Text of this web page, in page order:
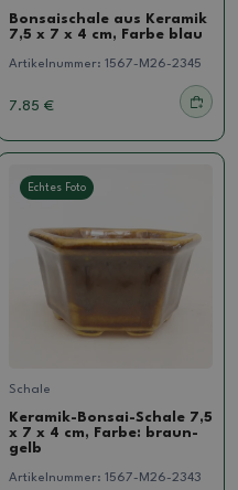
Bonsaischale aus Keramik
7,5 x 7 x 4 cm, Farbe blau
Artikelnummer: 1567-M26-2345
7.85 €
Echtes Foto
Schale
Keramik-Bonsai-Schale 7,5
x 7 x 4 cm, Farbe: braun-
gelb
Artikelnummer: 1567-M26-2343